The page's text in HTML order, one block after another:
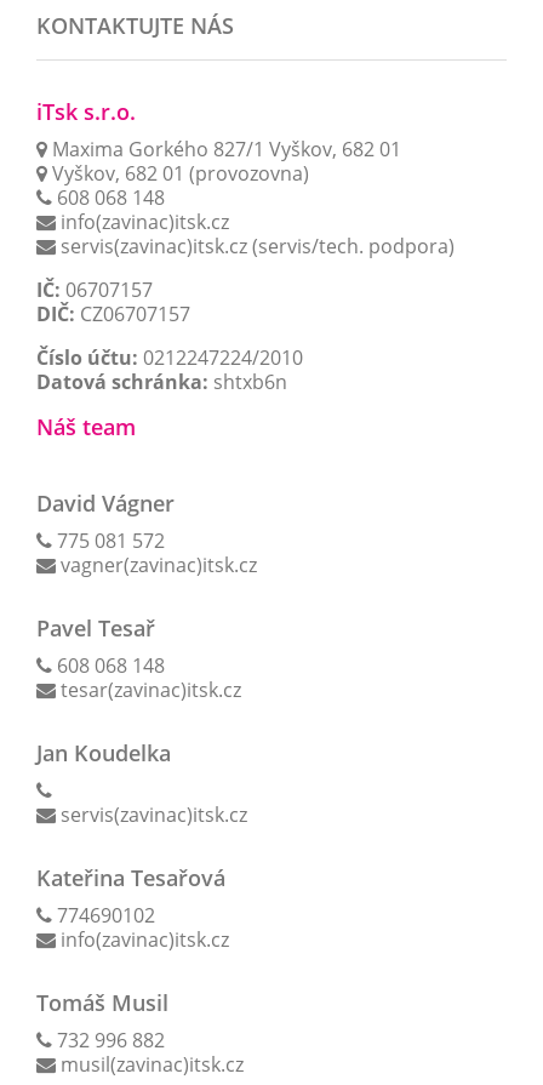
KONTAKTUJTE NÁS
iTsk s.r.o.
Maxima Gorkého 827/1 Vyškov, 682 01
Vyškov, 682 01 (provozovna)
608 068 148
info(zavinac)itsk.cz
servis(zavinac)itsk.cz(servis/tech. podpora)
IČ: 06707157
DIČ: CZ06707157
Číslo účtu: 0212247224/2010
Datová schránka: shtxb6n
Náš team
David Vágner
775 081 572
vagner(zavinac)itsk.cz
Pavel Tesař
608 068 148
tesar(zavinac)itsk.cz
Jan Koudelka
servis(zavinac)itsk.cz
Kateřina Tesařová
774690102
info(zavinac)itsk.cz
Tomáš Musil
732 996 882
musil(zavinac)itsk.cz